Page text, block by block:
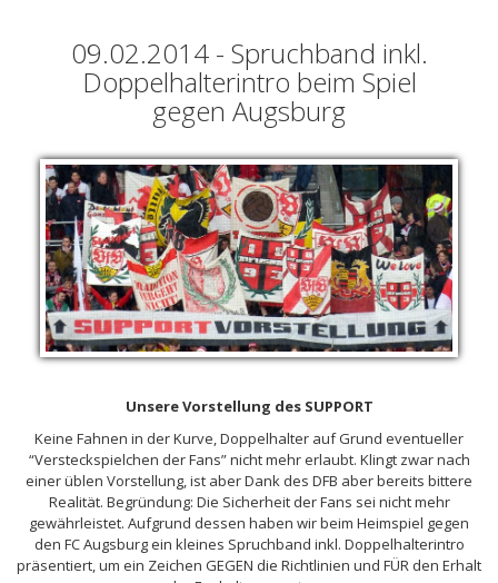
09.02.2014 - Spruchband inkl.
Doppelhalterintro beim Spiel
gegen Augsburg
Unsere Vorstellung des SUPPORT
Keine Fahnen in der Kurve, Doppelhalter auf Grund eventueller
“Versteckspielchen der Fans” nicht mehr erlaubt. Klingt zwar nach
einer üblen Vorstellung, ist aber Dank des DFB aber bereits bittere
Realität. Begründung: Die Sicherheit der Fans sei nicht mehr
gewährleistet. Aufgrund dessen haben wir beim Heimspiel gegen
den FC Augsburg ein kleines Spruchband inkl. Doppelhalterintro
präsentiert, um ein Zeichen GEGEN die Richtlinien und FÜR den Erhalt